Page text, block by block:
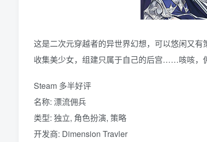
这是二次元穿越者的异世界幻想，可以悠闲又
收集美少女，组建只属于自己的后宫……咳咳，
Steam 多半好评
名称: 漂流佣兵
类型: 独立, 角色扮演, 策略
开发商: Dimension Travler